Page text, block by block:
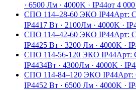
· 6500 Лм · 4000K · IP44от 4 000
СПО 114–28-60 ЭКО IP44Арт:
IP4417 Вт · 2100Лм · 4000K ·
СПО 114–42-60 ЭКО IP44Арт:
IP4425 Вт · 3200 Лм · 4000K ·
СПО 114-56-120 ЭКО IP44Арт:
IP4434Вт · 4300Лм · 4000K ·
СПО 114-84–120 ЭКО IP44Арт:
IP4452 Вт · 6500 Лм · 4000K ·